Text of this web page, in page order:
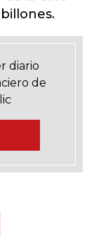
diario
de